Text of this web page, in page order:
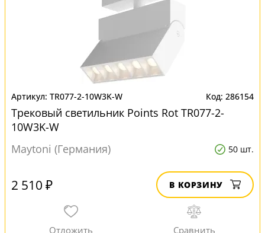
TR077-2-10W3K-W 286154
Трековый светильник Points Rot TR077-2-
10W3K-W
Maytoni (Германия)
50 шт.
2 510 ₽ В КОРЗИНУ